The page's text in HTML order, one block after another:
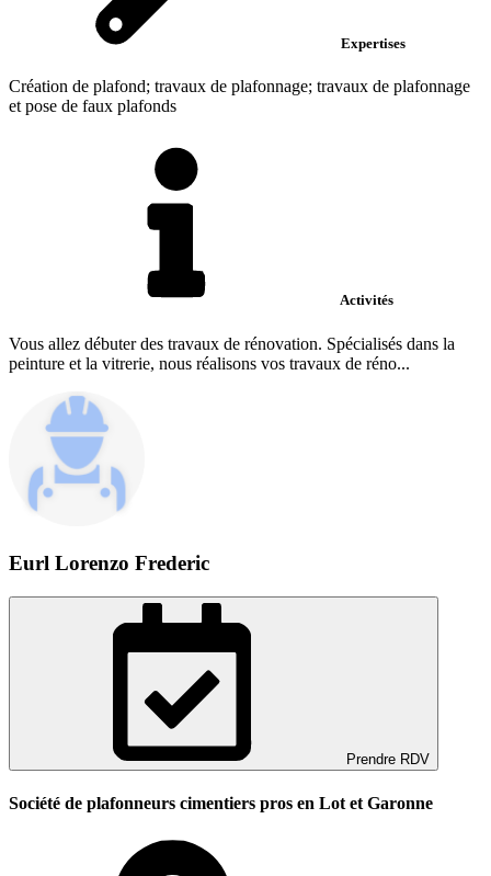
Expertises
Création de plafond; travaux de plafonnage; travaux de plafonnage
et pose de faux plafonds
Activités
Vous allez débuter des travaux de rénovation. Spécialisés dans la
peinture et la vitrerie, nous réalisons vos travaux de réno...
Eurl Lorenzo Frederic
Prendre RDV
Société de plafonneurs cimentiers pros en Lot et Garonne